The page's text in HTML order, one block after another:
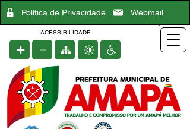
Política de Privacidade Webmail
ACESSIBILIDADE